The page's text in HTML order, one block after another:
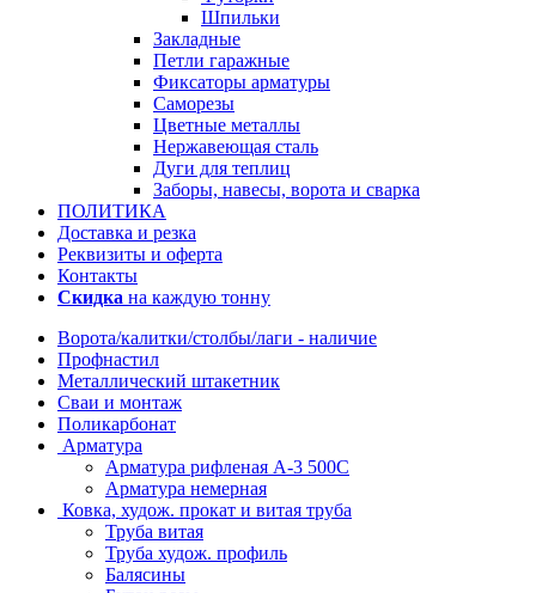
Шпильки
Закладные
Петли гаражные
Фиксаторы арматуры
Саморезы
Цветные металлы
Нержавеющая сталь
Дуги для теплиц
Заборы, навесы, ворота и сварка
ПОЛИТИКА
Доставка и резка
Реквизиты и оферта
Контакты
Скидка на каждую тонну
Ворота/калитки/столбы/лаги - наличие
Профнастил
Металлический штакетник
Сваи и монтаж
Поликарбонат
Арматура
Арматура рифленая А-3 500С
Арматура немерная
Ковка, худож. прокат и витая труба
Труба витая
Труба худож. профиль
Балясины